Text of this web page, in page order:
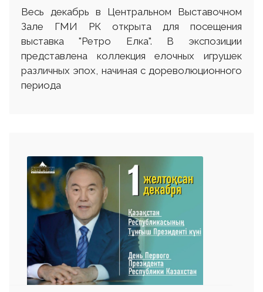
Весь декабрь в Центральном Выставочном
Зале ГМИ РК открыта для посещения
выставка "Ретро Елка". В экспозиции
представлена коллекция елочных игрушек
различных эпох, начиная с дореволюционного
периода